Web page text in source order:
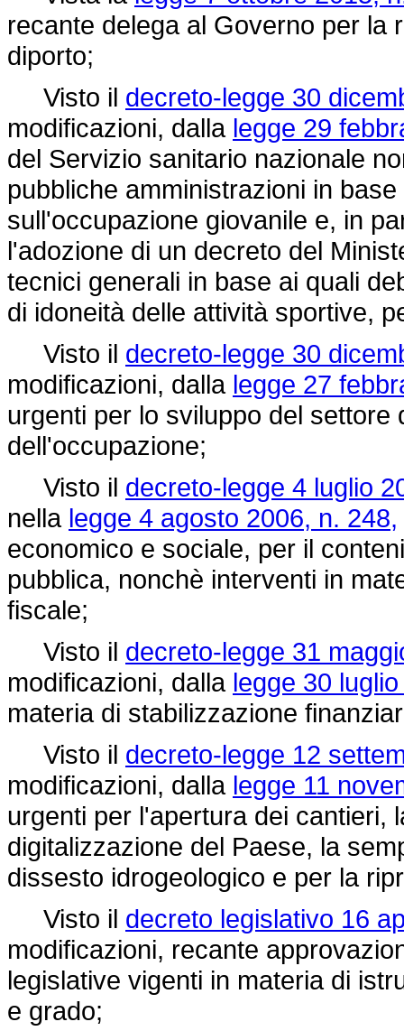
recante delega al Governo per la
diporto;
Visto il decreto-legge 30
modificazioni, dalla legge 29
del Servizio sanitario nazionale
pubbliche amministrazioni in
sull'occupazione giovanile e, in
l'adozione di un decreto del
tecnici generali in base ai quali
di idoneità delle attività sportive,
Visto il decreto-legge 30
modificazioni, dalla legge 27
urgenti per lo sviluppo del settore
dell'occupazione;
Visto il decreto-legge 4 luglio
nella legge 4 agosto 2006, n. 248,
economico e sociale, per il
pubblica, nonchè interventi in
fiscale;
Visto il decreto-legge 31
modificazioni, dalla legge 30
materia di stabilizzazione
Visto il decreto-legge 12
modificazioni, dalla legge 11
urgenti per l'apertura dei cantieri,
digitalizzazione del Paese, la
dissesto idrogeologico e per la
Visto il decreto legislativo 16
modificazioni, recante
legislative vigenti in materia di
e grado;